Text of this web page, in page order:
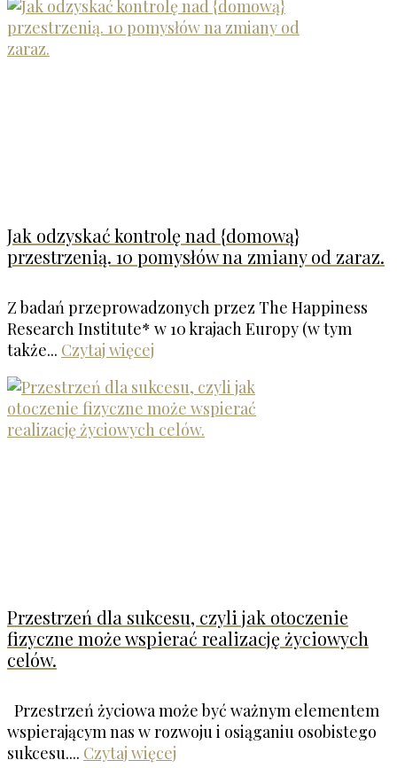
Jak odzyskać kontrolę nad {domową}
przestrzenią. 10 pomysłów na zmiany od zaraz.
Z badań przeprowadzonych przez The Happiness
Research Institute* w 10 krajach Europy (w tym
także... Czytaj więcej
Przestrzeń dla sukcesu, czyli jak otoczenie
fizyczne może wspierać realizację życiowych
celów.
Przestrzeń życiowa może być ważnym elementem
wspierającym nas w rozwoju i osiąganiu osobistego
sukcesu.... Czytaj więcej